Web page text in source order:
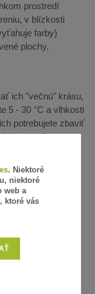
prostredí
v blízkosti
farby)
plochy.
ich "večnú" krásu,
5 - 30 °C a vlhkosti
potrebujete zbaviť
mokrú)
. Niektoré
niektoré
web a
ktoré vás